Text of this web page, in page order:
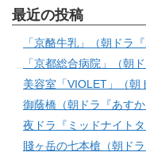
最近の投稿
「京酪牛乳」（朝ドラ『
「京都総合病院」（朝
美容室「VIOLET」（朝
御蔭橋（朝ドラ『あすか
夜ドラ『ミッドナイト
賤ヶ岳の七本槍（朝ドラ